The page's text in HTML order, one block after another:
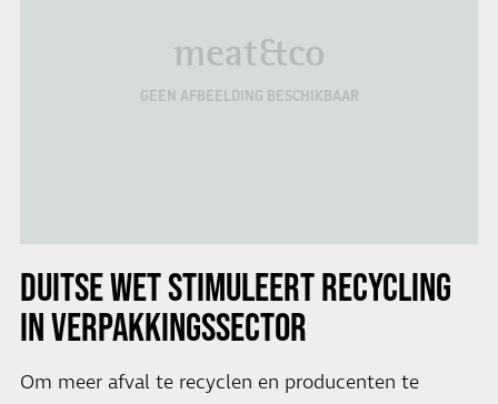
meat&co
GEEN AFBEELDING BESCHIKBAAR
DUITSE WET STIMULEERT RECYCLING
IN VERPAKKINGSSECTOR
Om meer afval te recyclen en producenten te